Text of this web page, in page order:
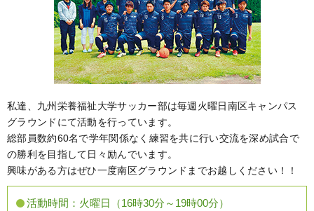
私達、九州栄養福祉大学サッカー部は毎週火曜日南区キャンパス
グラウンドにて活動を行っています。
総部員数約60名で学年関係なく練習を共に行い交流を深め試合で
の勝利を目指して日々励んでいます。
興味がある方はぜひ一度南区グラウンドまでお越しください！！
活動時間： 火曜日（16時30分～19時00分）